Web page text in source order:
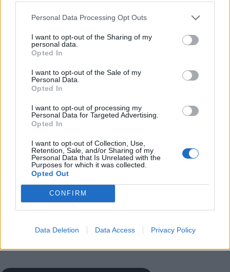
Personal Data Processing Opt Outs
I want to opt-out of the Sharing of my
personal data.
Opted In
I want to opt-out of the Sale of my
Personal Data.
Opted In
I want to opt-out of processing my
Personal Data for Targeted Advertising.
Opted In
I want to opt-out of Collection, Use,
Retention, Sale, and/or Sharing of my
Personal Data that Is Unrelated with the
Purposes for which it was collected.
Opted Out
CONFIRM
Data Deletion Data Access Privacy Policy
Γιοβάνοβιτς: «Ικανοποιημένοι απ’ τον βαθμό»
Παναθηναϊκός παναθηναικος-παναιτωλικος
ατρομητος-παναθηναικος
COMMENTS